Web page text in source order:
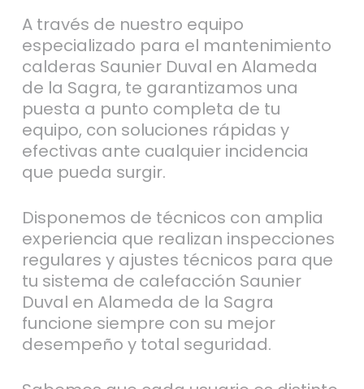
A través de nuestro equipo
especializado para el mantenimiento
calderas Saunier Duval en Alameda
de la Sagra, te garantizamos una
puesta a punto completa de tu
equipo, con soluciones rápidas y
efectivas ante cualquier incidencia
que pueda surgir.
Disponemos de técnicos con amplia
experiencia que realizan inspecciones
regulares y ajustes técnicos para que
tu sistema de calefacción Saunier
Duval en Alameda de la Sagra
funcione siempre con su mejor
desempeño y total seguridad.